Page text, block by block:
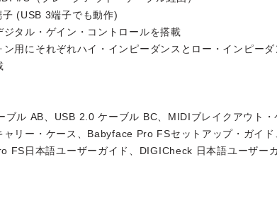
子 (USB 3端子でも動作)
ジタル・ゲイン・コントロールを搭載
ン用にそれぞれハイ・インピーダンスとロー・インピーダ
ブル AB、USB 2.0 ケーブル BC、MIDIブレイクアウト・
ャリー・ケース、Babyface Pro FSセットアップ・ガイド
FS日本語ユーザーガイド、DIGICheck 日本語ユーザー